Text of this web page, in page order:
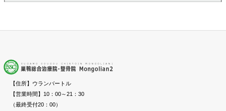
【住所】ウランバートル
【営業時間】10：00～21：30
（最終受付20：00）